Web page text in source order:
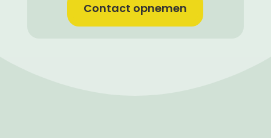
Contact opnemen